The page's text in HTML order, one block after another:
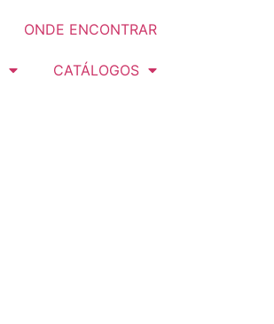
ONDE ENCONTRAR
CATÁLOGOS